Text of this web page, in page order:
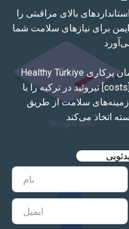
t
بالای مراقبتی را
برای نیازهای سلامت شما
Healthy Türkiye به شما کمک می‌کند بهترین درمان پرکاری
تیروئید در ترکیه را با [costs] مناسب پیدا کنید و یک رویکرد
زمینه‌های سلامت از طریق